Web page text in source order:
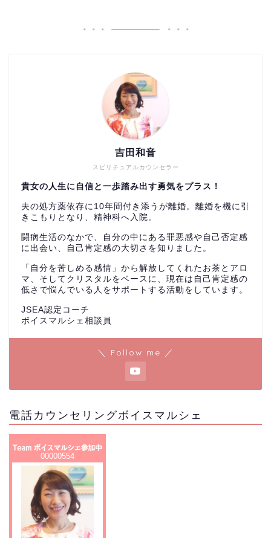
スピリチュアルカウンセラー
吉田和音
貴女の人生に自信と一歩踏み出す勇気をプラス！
夫の処方薬依存に10年間付き添うが離婚。離婚を機に引
きこもりとなり、精神科へ入院。
闘病生活のなかで、自分の中にある罪悪感や自己否定感
に出会い、自己肯定感の大切さを知りました。
「自分を苦しめる感情」から解放してくれたお茶とアロ
マ、そしてクリスタルをベースに、現在は自己肯定感の
低さで悩んでいる人をサポートする活動をしています。
JSEA認定コーチ
ボイスマルシェ相談員
＼ Follow me ／
電話カウンセリングボイスマルシェ